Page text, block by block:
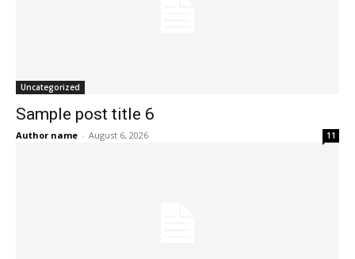
Uncategorized
Sample post title 6
Author name - August 6, 2026 11